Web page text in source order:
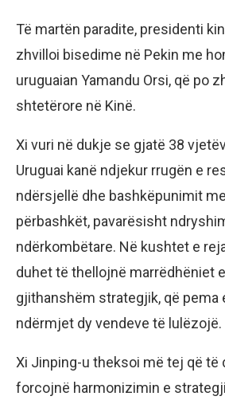
Të martën paradite, presidenti
zhvilloi bisedime në Pekin me
uruguaian Yamandu Orsi, që po
shtetërore në Kinë.
Xi vuri në dukje se gjatë 38
Uruguai kanë ndjekur rrugën e
ndërsjellë dhe bashkëpunimit
përbashkët, pavarësisht
ndërkombëtare. Në kushtet e
duhet të thellojnë marrëdhëniet
gjithanshëm strategjik, që pema
ndërmjet dy vendeve të lulëzojë.
Xi Jinping-u theksoi më tej që të
forcojnë harmonizimin e